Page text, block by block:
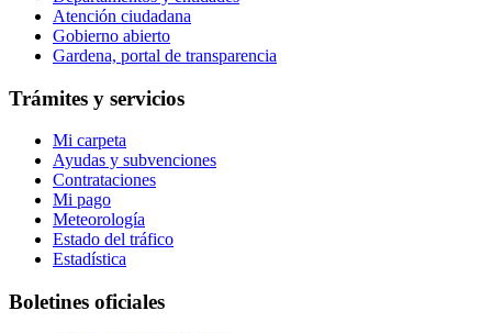
Atención ciudadana
Gobierno abierto
Gardena, portal de transparencia
Trámites y servicios
Mi carpeta
Ayudas y subvenciones
Contrataciones
Mi pago
Meteorología
Estado del tráfico
Estadística
Boletines oficiales